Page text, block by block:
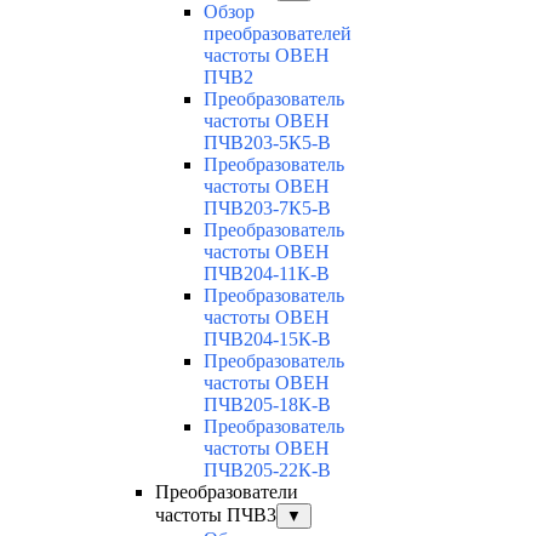
Обзор
преобразователей
частоты ОВЕН
ПЧВ2
Преобразователь
частоты ОВЕН
ПЧВ203-5К5-В
Преобразователь
частоты ОВЕН
ПЧВ203-7К5-В
Преобразователь
частоты ОВЕН
ПЧВ204-11К-В
Преобразователь
частоты ОВЕН
ПЧВ204-15К-В
Преобразователь
частоты ОВЕН
ПЧВ205-18К-В
Преобразователь
частоты ОВЕН
ПЧВ205-22К-В
Преобразователи
частоты ПЧВ3
▼